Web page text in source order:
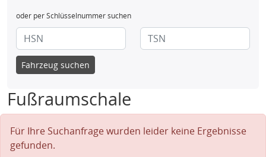
oder per Schlüsselnummer suchen
Fahrzeug suchen
Fußraumschale
Für Ihre Suchanfrage wurden leider keine Ergebnisse
gefunden.